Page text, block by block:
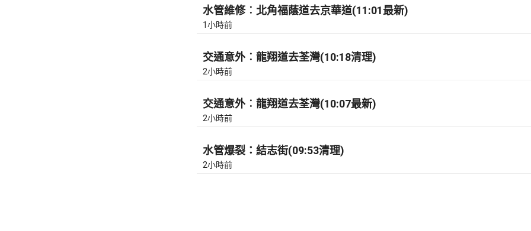
水管維修︰北角福蔭道去京華道(11:01最新)
1小時前
交通意外︰龍翔道去荃灣(10:18清理)
2小時前
交通意外︰龍翔道去荃灣(10:07最新)
2小時前
水管爆裂：結志街(09:53清理)
2小時前